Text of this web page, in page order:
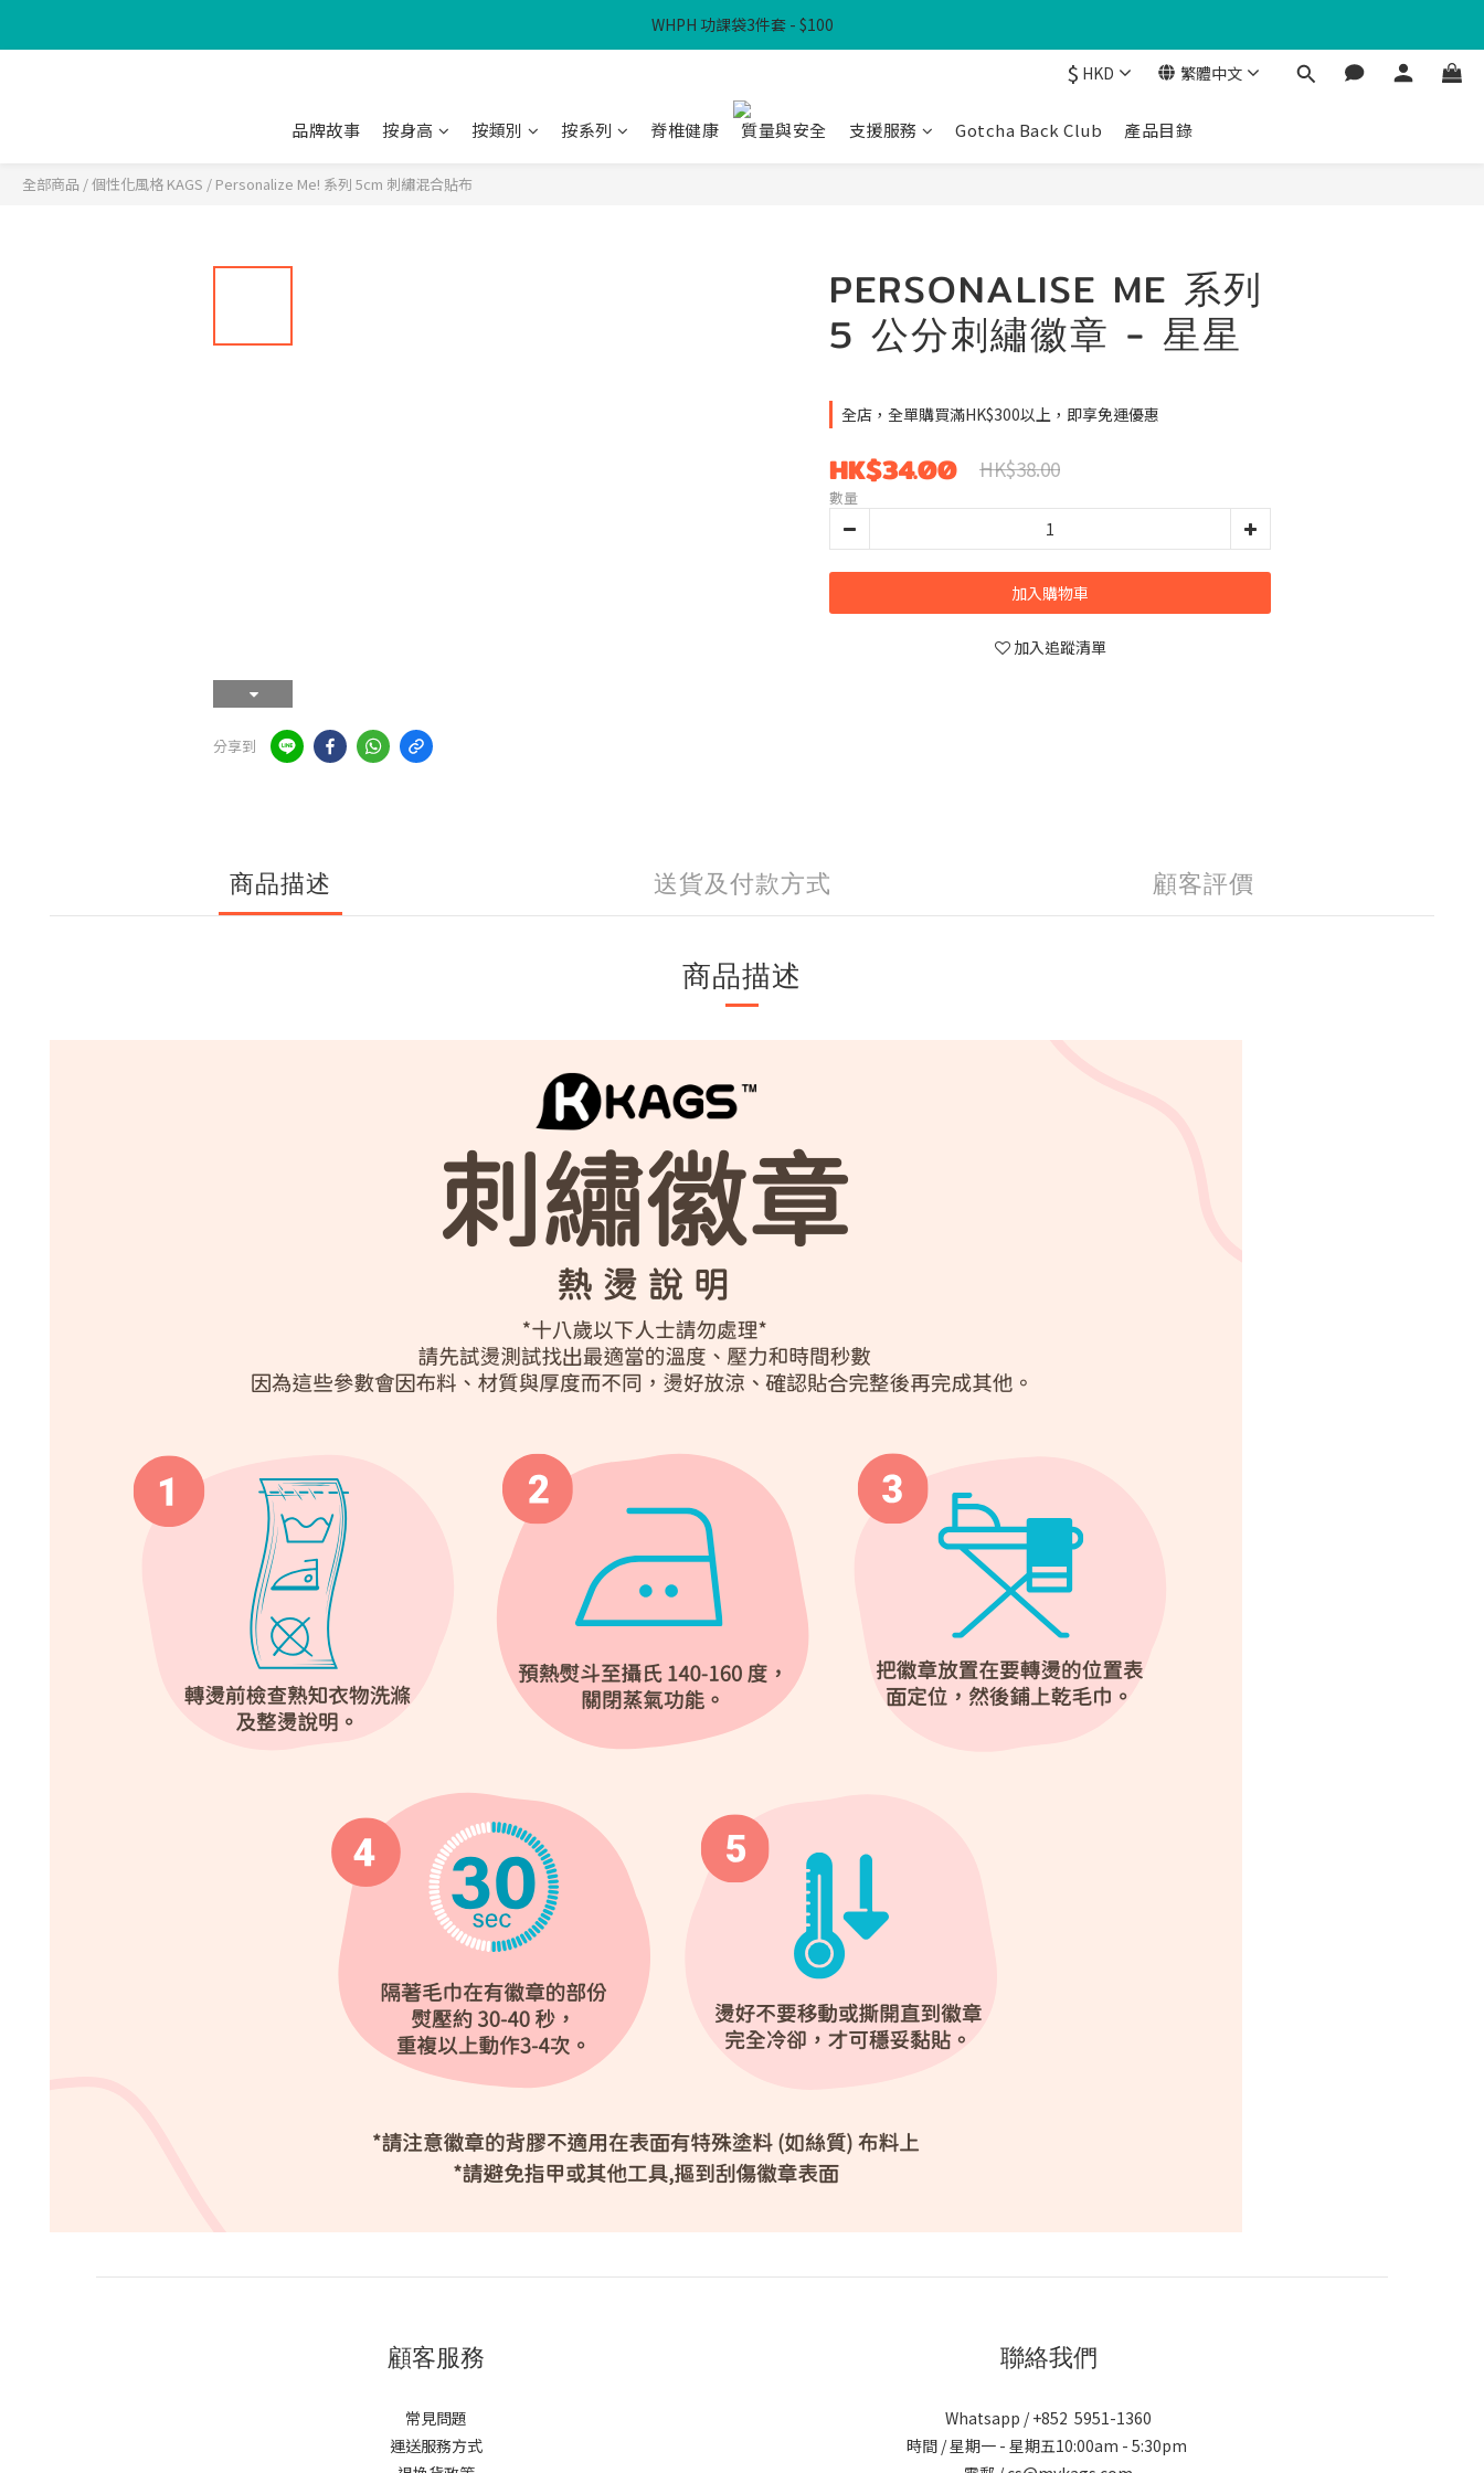
滿$300免本地運費
WHPH 功課袋3件套 - $100
$ HKD 繁體中文
品牌故事 按身高 按類別 按系列 脊椎健康 質量與安全 支援服務 Gotcha Back Club 產品目錄
全部商品 /個性化風格 KAGS / Personalize Me! 系列 5cm 刺繡混合貼布
分享到
PERSONALISE ME 系列
5 公分刺繡徽章 - 星星
全店，全單購買滿HK$300以上，即享免運優惠
HK$34.00 HK$38.00
數量
加入購物車
加入追蹤清單
商品描述 送貨及付款方式 顧客評價
商品描述
顧客服務
常見問題
運送服務方式
聯絡我們
Whatsapp / +852 5951-1360
時間 / 星期一 - 星期五10:00am - 5:30pm